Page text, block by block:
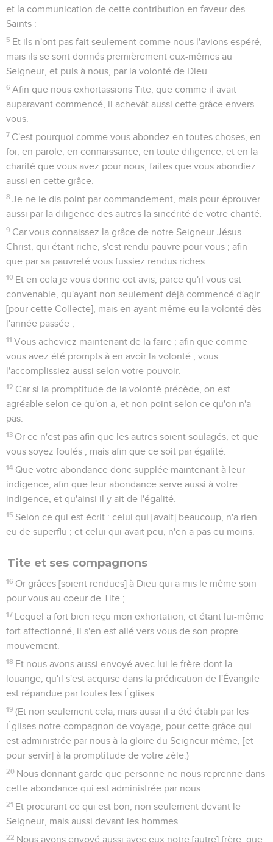
et la communication de cette contribution en faveur des
Saints :
5 Et ils n'ont pas fait seulement comme nous l'avions espéré,
mais ils se sont donnés premièrement eux-mêmes au
Seigneur, et puis à nous, par la volonté de Dieu.
6 Afin que nous exhortassions Tite, que comme il avait
auparavant commencé, il achevât aussi cette grâce envers
vous.
7 C'est pourquoi comme vous abondez en toutes choses, en
foi, en parole, en connaissance, en toute diligence, et en la
charité que vous avez pour nous, faites que vous abondiez
aussi en cette grâce.
8 Je ne le dis point par commandement, mais pour éprouver
aussi par la diligence des autres la sincérité de votre charité.
9 Car vous connaissez la grâce de notre Seigneur Jésus-
Christ, qui étant riche, s'est rendu pauvre pour vous ; afin
que par sa pauvreté vous fussiez rendus riches.
10 Et en cela je vous donne cet avis, parce qu'il vous est
convenable, qu'ayant non seulement déjà commencé d'agir
[pour cette Collecte], mais en ayant même eu la volonté dès
l'année passée ;
11 Vous acheviez maintenant de la faire ; afin que comme
vous avez été prompts à en avoir la volonté ; vous
l'accomplissiez aussi selon votre pouvoir.
12 Car si la promptitude de la volonté précède, on est
agréable selon ce qu'on a, et non point selon ce qu'on n'a
pas.
13 Or ce n'est pas afin que les autres soient soulagés, et que
vous soyez foulés ; mais afin que ce soit par égalité.
14 Que votre abondance donc supplée maintenant à leur
indigence, afin que leur abondance serve aussi à votre
indigence, et qu'ainsi il y ait de l'égalité.
15 Selon ce qui est écrit : celui qui [avait] beaucoup, n'a rien
eu de superflu ; et celui qui avait peu, n'en a pas eu moins.
Tite et ses compagnons
16 Or grâces [soient rendues] à Dieu qui a mis le même soin
pour vous au coeur de Tite ;
17 Lequel a fort bien reçu mon exhortation, et étant lui-même
fort affectionné, il s'en est allé vers vous de son propre
mouvement.
18 Et nous avons aussi envoyé avec lui le frère dont la
louange, qu'il s'est acquise dans la prédication de l'Évangile
est répandue par toutes les Églises :
19 (Et non seulement cela, mais aussi il a été établi par les
Églises notre compagnon de voyage, pour cette grâce qui
est administrée par nous à la gloire du Seigneur même, [et
pour servir] à la promptitude de votre zèle.)
20 Nous donnant garde que personne ne nous reprenne dans
cette abondance qui est administrée par nous.
21 Et procurant ce qui est bon, non seulement devant le
Seigneur, mais aussi devant les hommes.
22 Nous avons envoyé aussi avec eux notre [autre] frère, que